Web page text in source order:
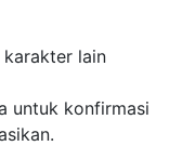
karakter lain
untuk konfirmasi